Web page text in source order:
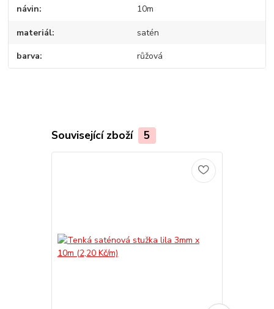
návin 10m
materiál satén
barva růžová
Související zboží 5